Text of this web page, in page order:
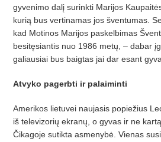
gyvenimo dalį surinkti Marijos
kurią bus vertinamas jos šventumas.
kad Motinos Marijos paskelbimas
besitęsiantis nuo 1986 metų, – dabar
galiausiai bus baigtas jai dar esant
Atvyko pagerbti ir palaiminti
Amerikos lietuvei naujasis popiežius
iš televizorių ekranų, o gyvas ir ne
Čikagoje sutikta asmenybė. Vienas